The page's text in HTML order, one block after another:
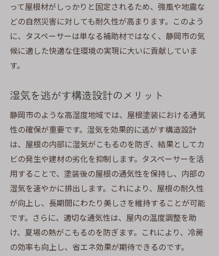
って屋根材がしっかりと固定されるため、強風や地震な
どの自然災害に対しても耐久性が高まります。このよう
に、タスペーサーは単なる補助材ではなく、静岡市の気
候に適した快適な住環境の実現に大いに貢献していま
す。
湿気を逃がす構造設計のメリット
静岡市のような高湿度地域では、屋根塗装における通気
性の確保が重要です。湿気を効果的に逃がす構造設計
は、屋根の内部に湿気がこもるのを防ぎ、結果としてカ
ビの発生や建材の劣化を抑制します。タスペーサーを活
用することで、塗装後の屋根の通気性を保持し、内部の
湿気を速やかに排出します。これにより、屋根の耐久性
が向上し、長期間にわたり美しさを維持することが可能
です。さらに、適切な通気性は、屋内の温度調整を助
け、夏場の熱がこもるのを防ぎます。これにより、冷房
の効率も向上し、省エネ効果が期待できるのです。